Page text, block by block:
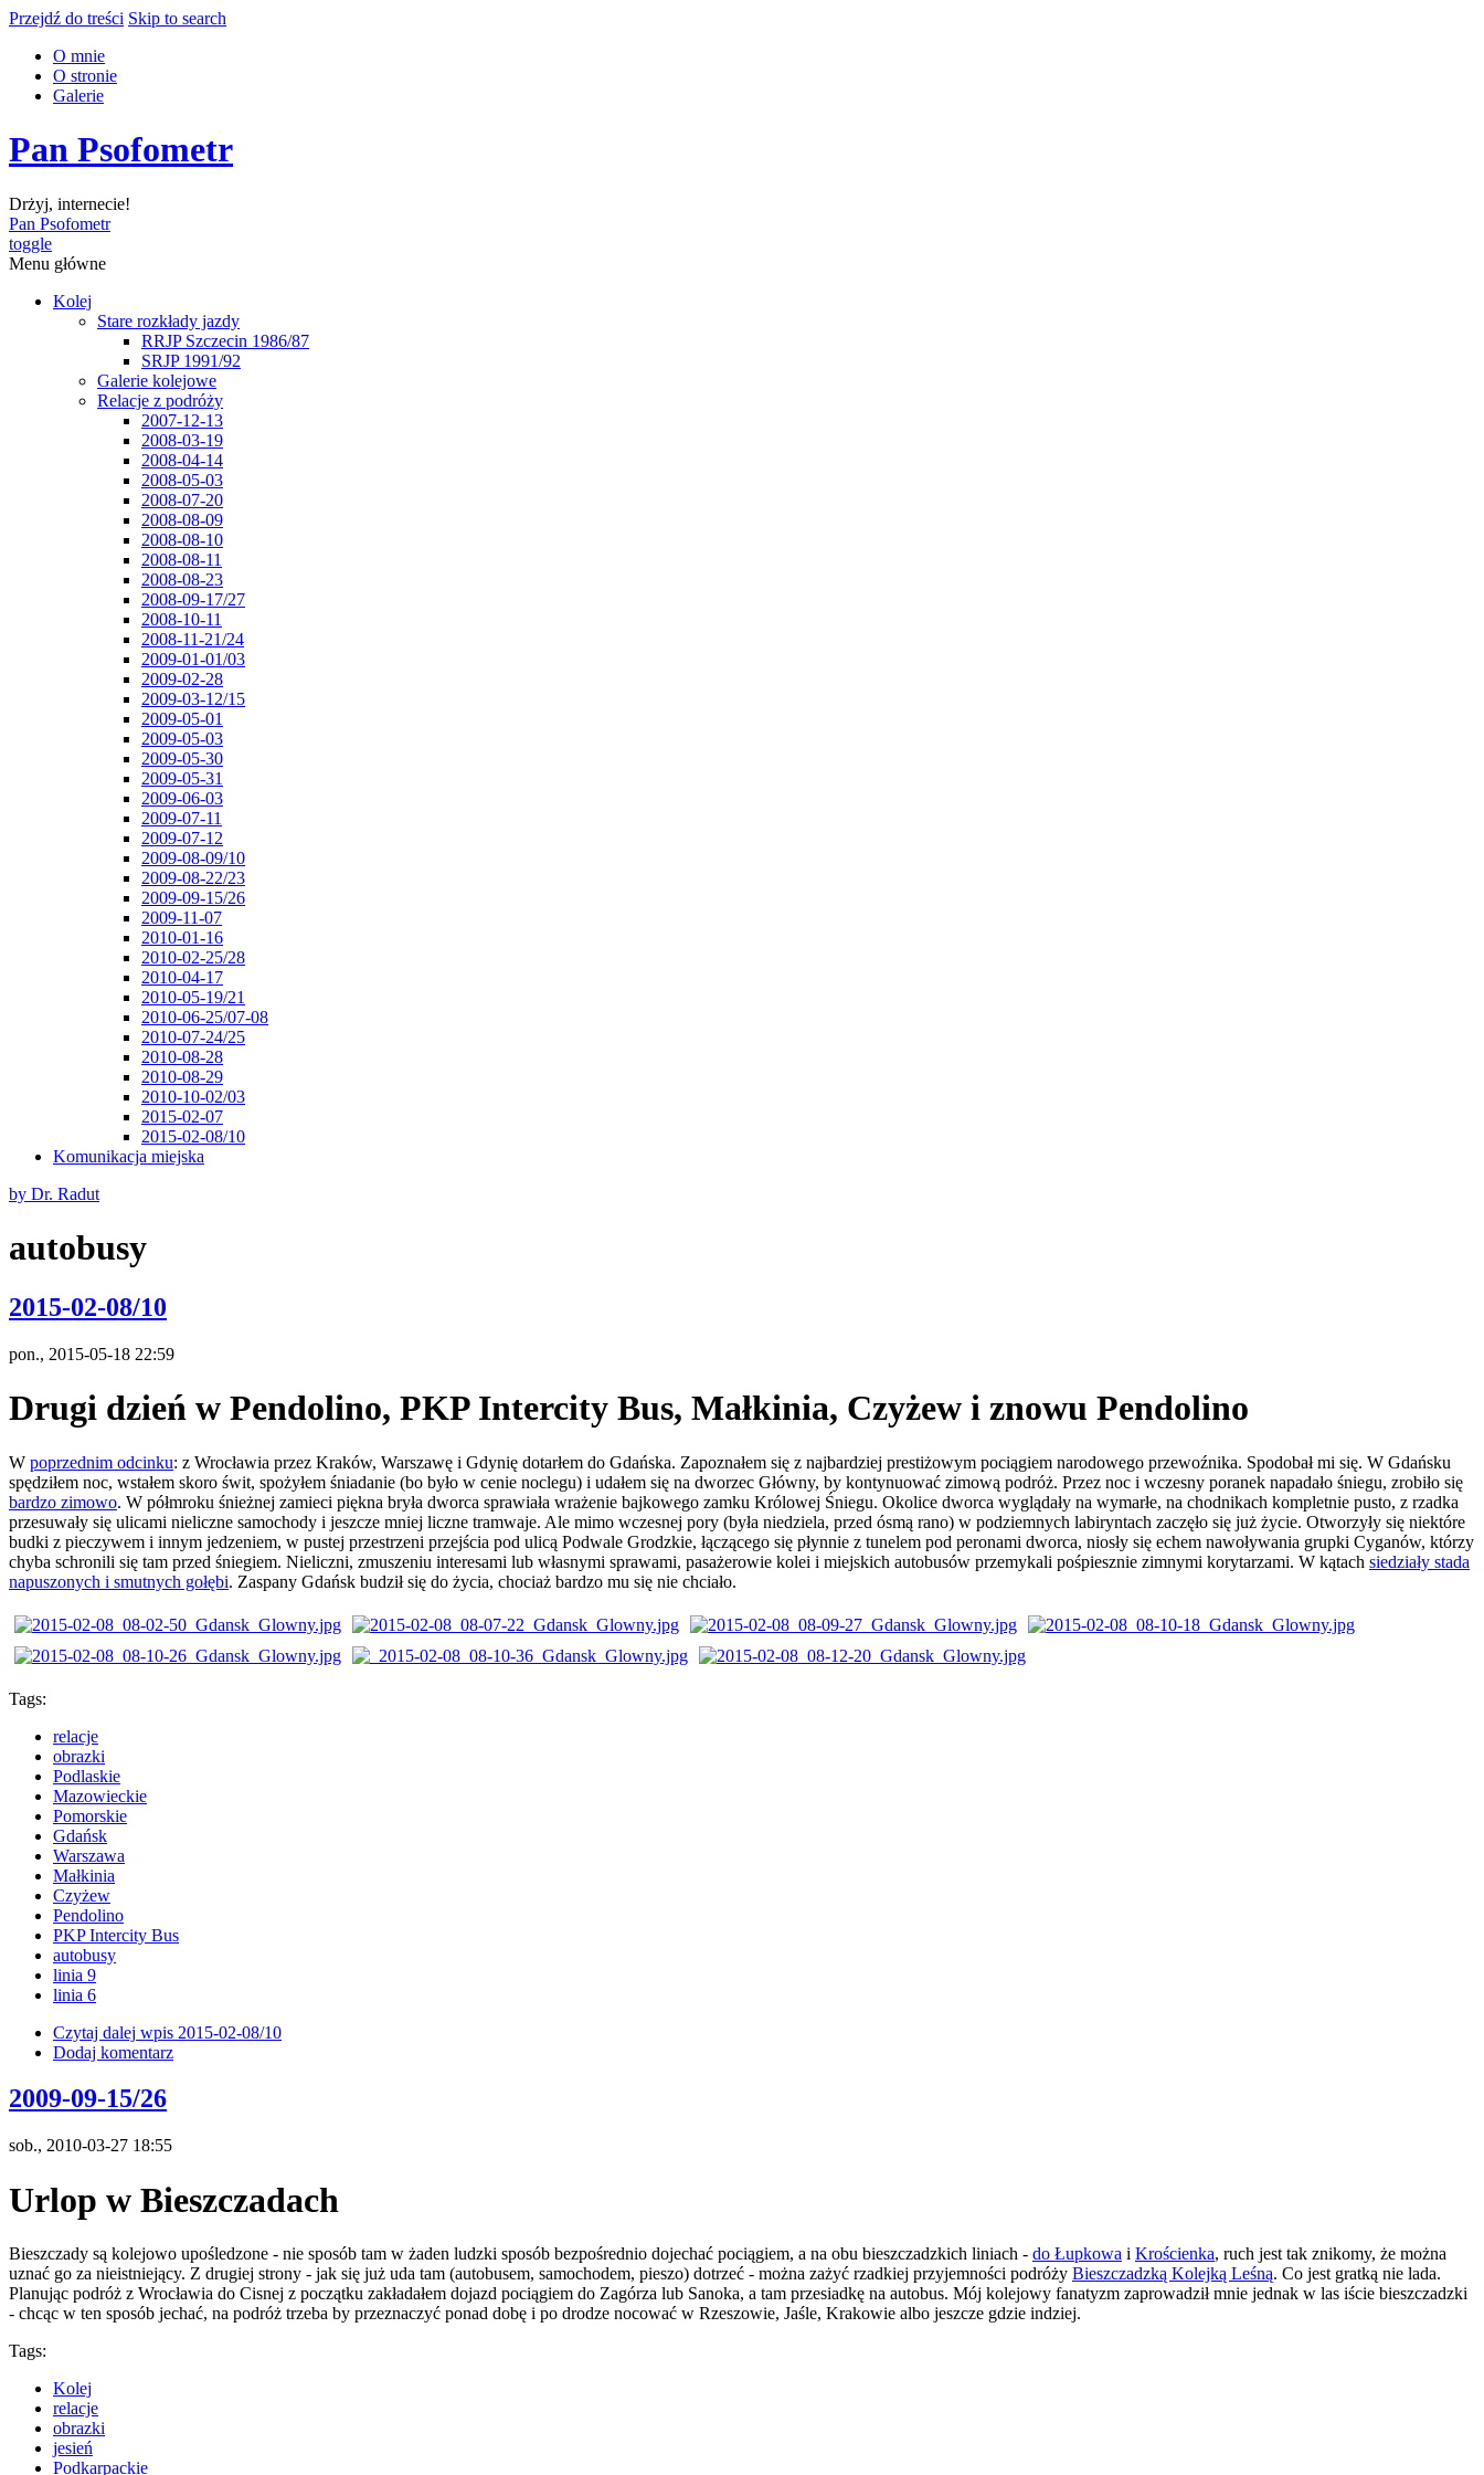
Przejdź do treści Skip to search
O mnie
O stronie
Galerie
Pan Psofometr
Drżyj, internecie!
Pan Psofometr
toggle
Menu główne
Kolej
Stare rozkłady jazdy
RRJP Szczecin 1986/87
SRJP 1991/92
Galerie kolejowe
Relacje z podróży
2007-12-13
2008-03-19
2008-04-14
2008-05-03
2008-07-20
2008-08-09
2008-08-10
2008-08-11
2008-08-23
2008-09-17/27
2008-10-11
2008-11-21/24
2009-01-01/03
2009-02-28
2009-03-12/15
2009-05-01
2009-05-03
2009-05-30
2009-05-31
2009-06-03
2009-07-11
2009-07-12
2009-08-09/10
2009-08-22/23
2009-09-15/26
2009-11-07
2010-01-16
2010-02-25/28
2010-04-17
2010-05-19/21
2010-06-25/07-08
2010-07-24/25
2010-08-28
2010-08-29
2010-10-02/03
2015-02-07
2015-02-08/10
Komunikacja miejska
by Dr. Radut
autobusy
2015-02-08/10
pon., 2015-05-18 22:59
Drugi dzień w Pendolino, PKP Intercity Bus, Małkinia, Czyżew i znowu Pendolino
W poprzednim odcinku: z Wrocławia przez Kraków, Warszawę i Gdynię dotarłem do Gdańska. Zapoznałem się z najbardziej prestiżowym pociągiem narodowego przewoźnika. Spodobał mi się. W Gdańsku
spędziłem noc, wstałem skoro świt, spożyłem śniadanie (bo było w cenie noclegu) i udałem się na dworzec Główny, by kontynuować zimową podróż. Przez noc i wczesny poranek napadało śniegu, zrobiło się
bardzo zimowo. W półmroku śnieżnej zamieci piękna bryła dworca sprawiała wrażenie bajkowego zamku Królowej Śniegu. Okolice dworca wyglądały na wymarłe, na chodnikach kompletnie pusto, z rzadka
przesuwały się ulicami nieliczne samochody i jeszcze mniej liczne tramwaje. Ale mimo wczesnej pory (była niedziela, przed ósmą rano) w podziemnych labiryntach zaczęło się już życie. Otworzyły się niektóre
budki z pieczywem i innym jedzeniem, w pustej przestrzeni przejścia pod ulicą Podwale Grodzkie, łączącego się płynnie z tunelem pod peronami dworca, niosły się echem nawoływania grupki Cyganów, którzy
chyba schronili się tam przed śniegiem. Nieliczni, zmuszeniu interesami lub własnymi sprawami, pasażerowie kolei i miejskich autobusów przemykali pośpiesznie zimnymi korytarzami. W kątach siedziały stada
napuszonych i smutnych gołębi. Zaspany Gdańsk budził się do życia, chociaż bardzo mu się nie chciało.
Tags:
relacje
obrazki
Podlaskie
Mazowieckie
Pomorskie
Gdańsk
Warszawa
Małkinia
Czyżew
Pendolino
PKP Intercity Bus
autobusy
linia 9
linia 6
Czytaj dalej wpis 2015-02-08/10
Dodaj komentarz
2009-09-15/26
sob., 2010-03-27 18:55
Urlop w Bieszczadach
Bieszczady są kolejowo upośledzone - nie sposób tam w żaden ludzki sposób bezpośrednio dojechać pociągiem, a na obu bieszczadzkich liniach - do Łupkowa i Krościenka, ruch jest tak znikomy, że można
uznać go za nieistniejący. Z drugiej strony - jak się już uda tam (autobusem, samochodem, pieszo) dotrzeć - można zażyć rzadkiej przyjemności podróży Bieszczadzką Kolejką Leśną. Co jest gratką nie lada.
Planując podróż z Wrocławia do Cisnej z początku zakładałem dojazd pociągiem do Zagórza lub Sanoka, a tam przesiadkę na autobus. Mój kolejowy fanatyzm zaprowadził mnie jednak w las iście bieszczadzki
- chcąc w ten sposób jechać, na podróż trzeba by przeznaczyć ponad dobę i po drodze nocować w Rzeszowie, Jaśle, Krakowie albo jeszcze gdzie indziej.
Tags:
Kolej
relacje
obrazki
jesień
Podkarpackie